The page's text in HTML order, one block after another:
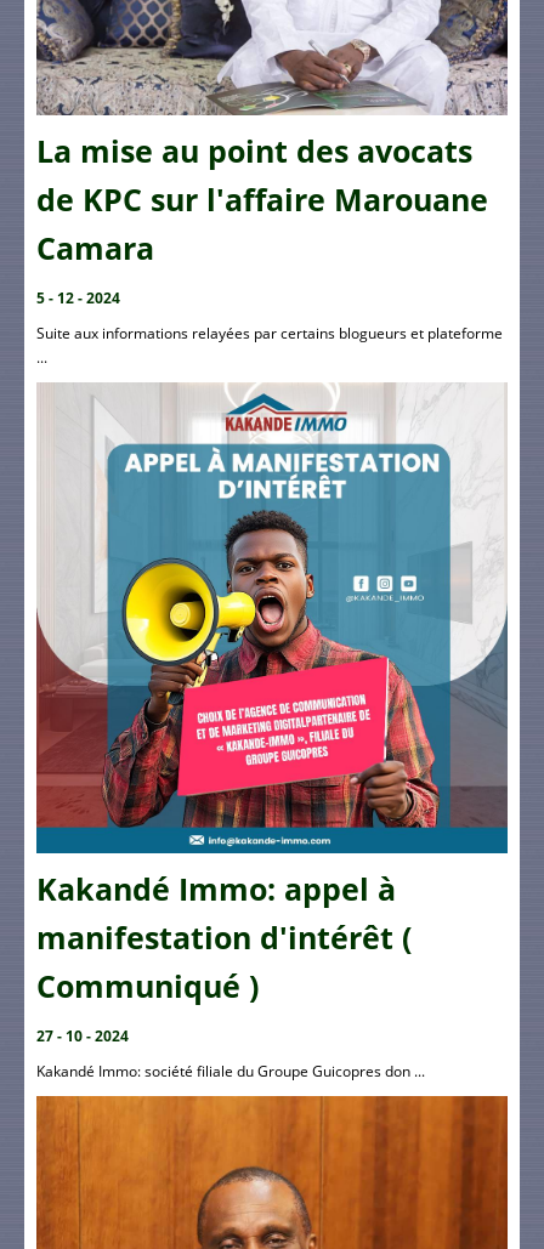
La mise au point des avocats
de KPC sur l'affaire Marouane
Camara
5 - 12 - 2024
Suite aux informations relayées par certains blogueurs et plateforme
...
Kakandé Immo: appel à
manifestation d'intérêt (
Communiqué )
27 - 10 - 2024
Kakandé Immo: société filiale du Groupe Guicopres don ...